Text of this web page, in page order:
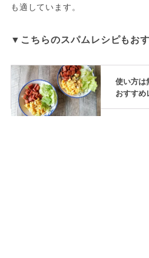
も適しています。
▼こちらのスパムレシピもお
使い方は
おすす